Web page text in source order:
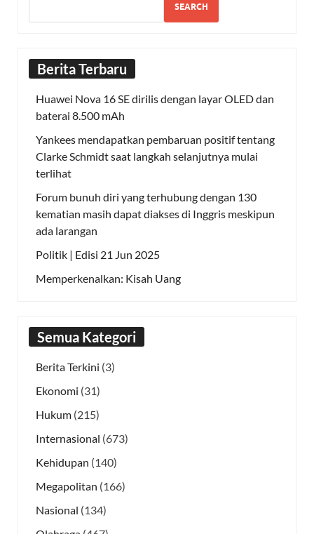
SEARCH
Berita Terbaru
Huawei Nova 16 SE dirilis dengan layar OLED dan
baterai 8.500 mAh
Yankees mendapatkan pembaruan positif tentang
Clarke Schmidt saat langkah selanjutnya mulai
terlihat
Forum bunuh diri yang terhubung dengan 130
kematian masih dapat diakses di Inggris meskipun
ada larangan
Politik | Edisi 21 Jun 2025
Memperkenalkan: Kisah Uang
Semua Kategori
Berita Terkini (3)
Ekonomi (31)
Hukum (215)
Internasional (673)
Kehidupan (140)
Megapolitan (166)
Nasional (134)